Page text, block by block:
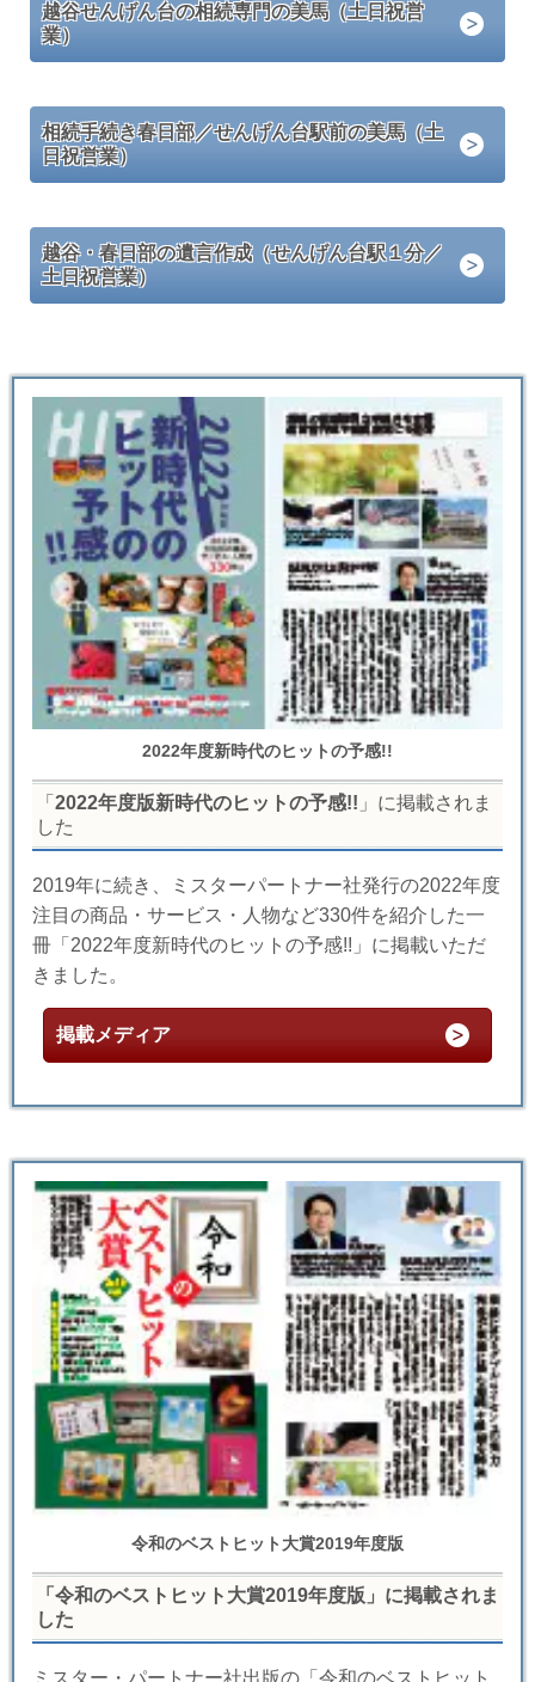
越谷せんげん台の相続専門の美馬（土日祝営
業）
相続手続き春日部／せんげん台駅前の美馬（土
日祝営業）
越谷・春日部の遺言作成（せんげん台駅１分／
土日祝営業）
2022年度新時代のヒットの予感!!
「 2022年度版新時代のヒットの予感!! 」に掲載されま
した
2019年に続き、ミスターパートナー社発行の2022年度
注目の商品・サービス・人物など330件を紹介した一
冊「2022年度新時代のヒットの予感!!」に掲載いただ
きました。
掲載メディア
令和のベストヒット大賞2019年度版
「令和のベストヒット大賞2019年度版」に掲載されま
した
ミスター・パートナー社出版の「令和のベストヒット